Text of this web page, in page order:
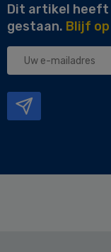
Dit artikel heeft
gestaan. Blijf
Uw